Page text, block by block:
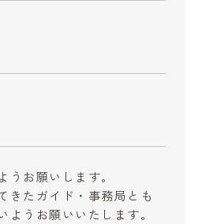
お願いします。
きたガイド・事務局とも
うお願いいたします。